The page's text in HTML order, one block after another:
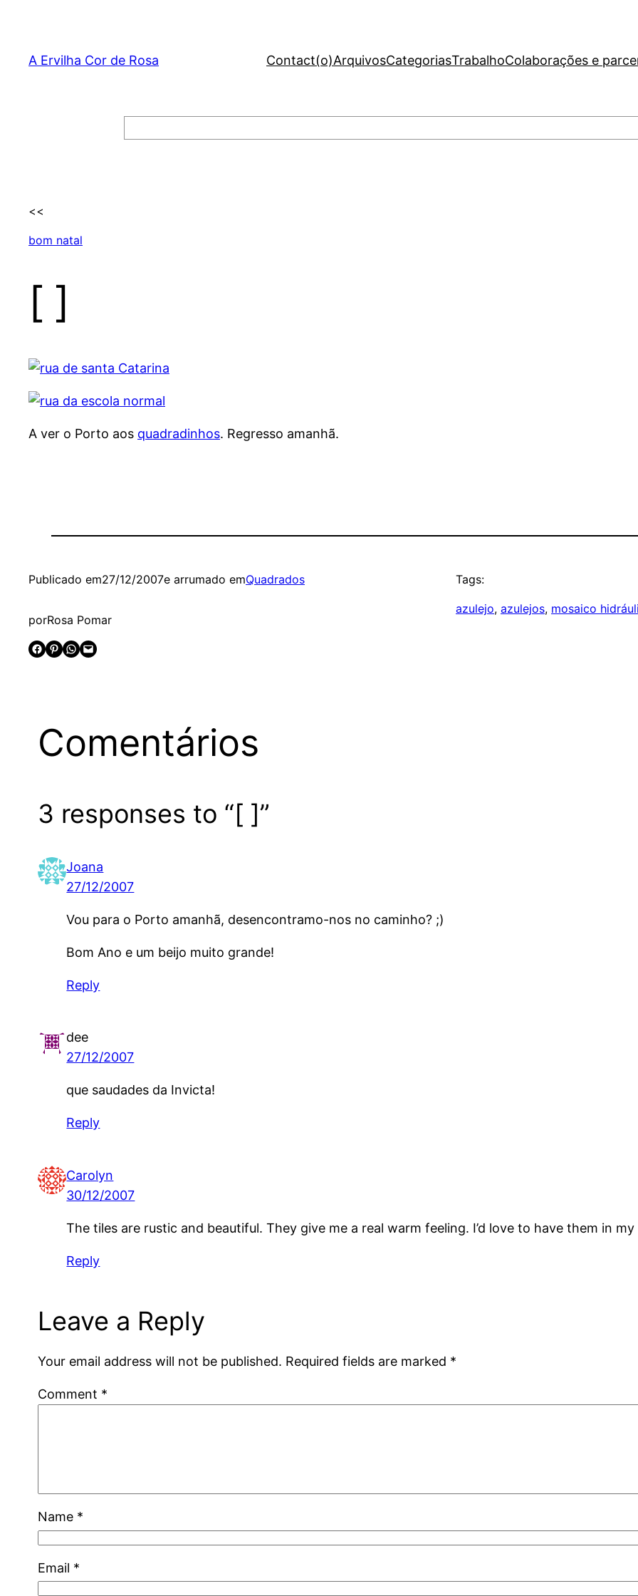
content
A Ervilha Cor de Rosa Contact(o)ArquivosCategoriasTrabalhoColaborações e
<<
bom natal
[ ]
A ver o Porto aos quadradinhos. Regresso amanhã.
Publicado em27/12/2007e arrumado emQuadrados
porRosa Pomar
Share on Facebook
Share on Pinterest Share on WhatsApp Email this Page
Tags:
azulejo, azulejos, mosaico
Comentários
3 responses to “[ ]”
Joana
27/12/2007
Vou para o Porto amanhã, desencontramo-nos no caminho? ;)
Bom Ano e um beijo muito grande!
Reply
dee
27/12/2007
que saudades da Invicta!
Reply
Carolyn
30/12/2007
The tiles are rustic and beautiful. They give me a real warm feeling. I’d love to have them in
Reply
Leave a Reply
Your email address will not be published. Required fields are marked *
Comment *
Name *
Email *